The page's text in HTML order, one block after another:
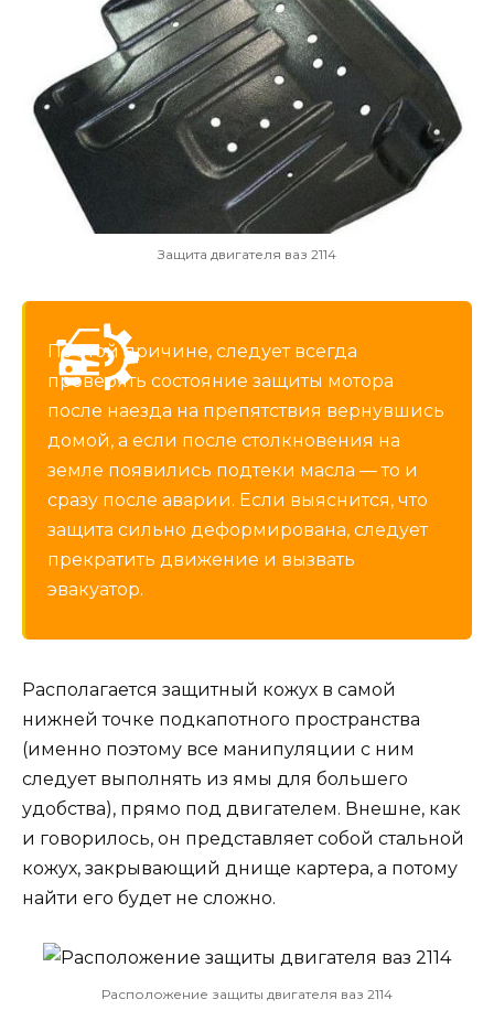
Защита двигателя ваз 2114
По этой причине, следует всегда
проверять состояние защиты мотора
после наезда на препятствия вернувшись
домой, а если после столкновения на
земле появились подтеки масла — то и
сразу после аварии. Если выяснится, что
защита сильно деформирована, следует
прекратить движение и вызвать
эвакуатор.
Располагается защитный кожух в самой
нижней точке подкапотного пространства
(именно поэтому все манипуляции с ним
следует выполнять из ямы для большего
удобства), прямо под двигателем. Внешне, как
и говорилось, он представляет собой стальной
кожух, закрывающий днище картера, а потому
найти его будет не сложно.
Расположение защиты двигателя ваз 2114